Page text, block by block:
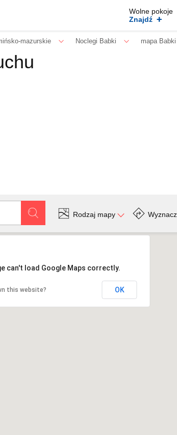
Wolne pokoje
Znajdź +
mazurskie Noclegi Babki mapa Babki
Rodzaj mapy
can't load Google Maps correctly.
this website? OK